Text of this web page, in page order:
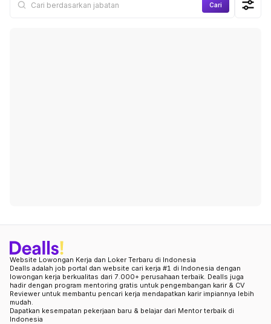
Cari
Website Lowongan Kerja dan Loker Terbaru di Indonesia
Dealls adalah job portal dan website cari kerja #1 di Indonesia dengan
lowongan kerja berkualitas dari 7.000+ perusahaan terbaik. Dealls juga
hadir dengan program mentoring gratis untuk pengembangan karir & CV
Reviewer untuk membantu pencari kerja mendapatkan karir impiannya lebih
mudah.
Dapatkan kesempatan pekerjaan baru & belajar dari Mentor terbaik di
Indonesia